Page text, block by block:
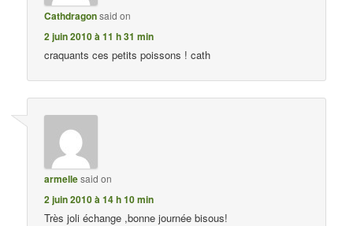
Cathdragonsaid on
2 juin 2010 à 11 h 31 min
craquants ces petits poissons ! cath
armellesaid on
2 juin 2010 à 14 h 10 min
Très joli échange ,bonne journée bisous!